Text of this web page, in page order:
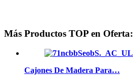
Más Productos TOP en Oferta:
Cajones De Madera Para…